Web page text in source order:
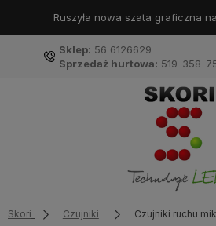
Ruszyła nowa szata graficzna
Sklep: 56 6126629
Sprzedaż hurtowa: 519-358-
Skori Czujniki Czujniki ruchu